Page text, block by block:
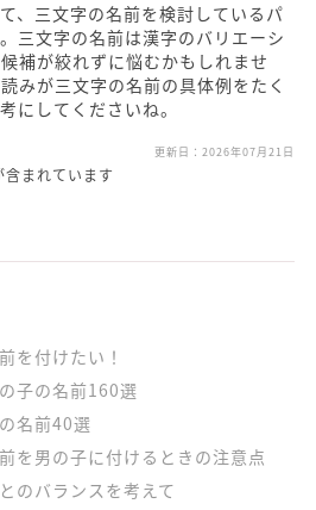
、三文字の名前を検討しているパ
三文字の名前は漢字のバリエーシ
補が絞れずに悩むかもしれませ
みが三文字の名前の具体例をたく
にしてくださいね。
更新日： 2026年07月21日
まれています
を付けたい！
子の名前160選
名前40選
を男の子に付けるときの注意点
のバランスを考えて